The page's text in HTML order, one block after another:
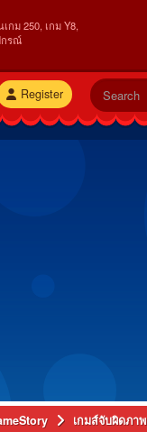
กม 250, เกม Y8,
กรณ์
Register
เกมส์จับผิดภาพ